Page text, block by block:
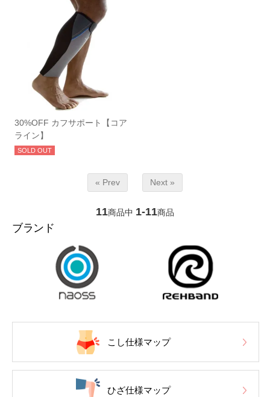
30%OFF カフサポート【コア
ライン】
SOLD OUT
« Prev Next »
11商品中 1-11商品
ブランド
こし仕様マップ
ひざ仕様マップ